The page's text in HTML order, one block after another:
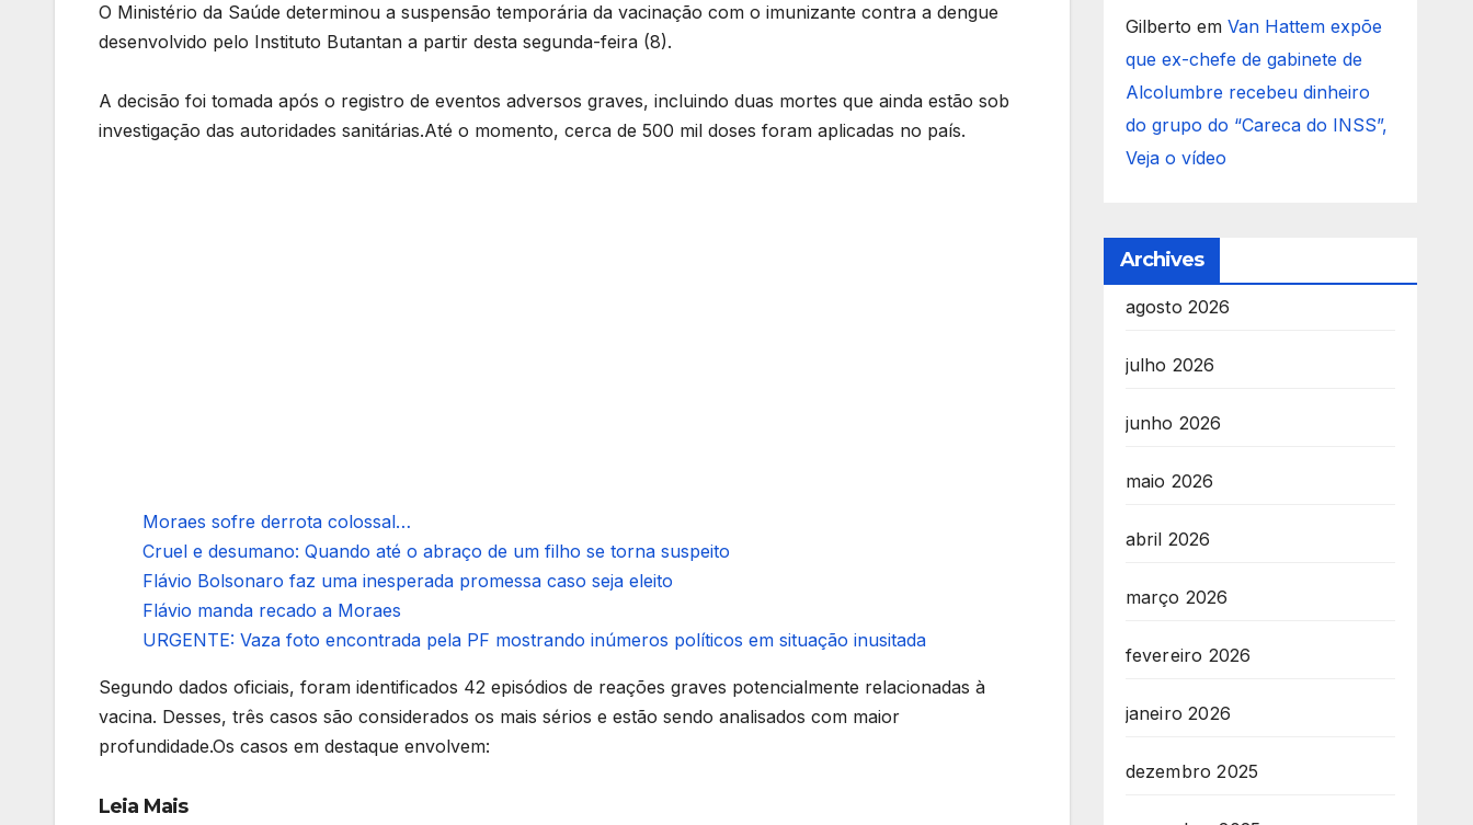
O Ministério da Saúde determinou a suspensão temporária da vacinação com o imunizante contra a dengue
desenvolvido pelo Instituto Butantan a partir desta segunda-feira (8).
A decisão foi tomada após o registro de eventos adversos graves, incluindo duas mortes que ainda estão sob
investigação das autoridades sanitárias.Até o momento, cerca de 500 mil doses foram aplicadas no país.
Moraes sofre derrota colossal…
Cruel e desumano: Quando até o abraço de um filho se torna suspeito
Flávio Bolsonaro faz uma inesperada promessa caso seja eleito
Flávio manda recado a Moraes
URGENTE: Vaza foto encontrada pela PF mostrando inúmeros políticos em situação inusitada
Segundo dados oficiais, foram identificados 42 episódios de reações graves potencialmente relacionadas à
vacina. Desses, três casos são considerados os mais sérios e estão sendo analisados com maior
profundidade.Os casos em destaque envolvem:
Leia Mais
Gilberto em Van Hattem expõe
que ex-chefe de gabinete de
Alcolumbre recebeu dinheiro
do grupo do “Careca do INSS”,
Veja o vídeo
Archives
agosto 2026
julho 2026
junho 2026
maio 2026
abril 2026
março 2026
fevereiro 2026
janeiro 2026
dezembro 2025